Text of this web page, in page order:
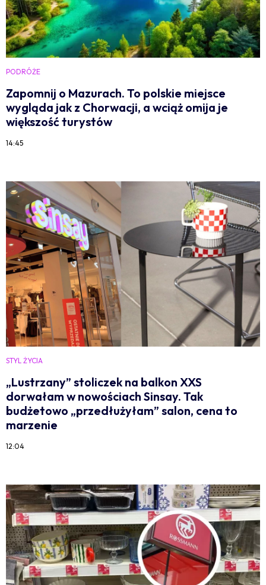
PODRÓŻE
Zapomnij o Mazurach. To polskie miejsce
wygląda jak z Chorwacji, a wciąż omija je
większość turystów
14:45
STYL ŻYCIA
„Lustrzany” stoliczek na balkon XXS
dorwałam w nowościach Sinsay. Tak
budżetowo „przedłużyłam” salon, cena to
marzenie
12:04